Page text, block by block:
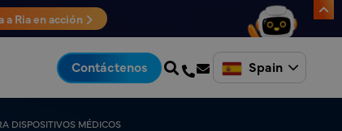
a Ria en acción
Contáctenos Spain
DISPOSITIVOS MÉDICOS